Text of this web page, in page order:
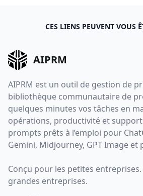
CES LIENS PEUVENT VOUS
AIPRM
AIPRM est un outil de gestion de
bibliothèque communautaire de
quelques minutes vos tâches en
opérations, productivité et
prompts prêts à l’emploi pour
Gemini, Midjourney, GPT Image et
Conçu pour les petites
grandes entreprises.